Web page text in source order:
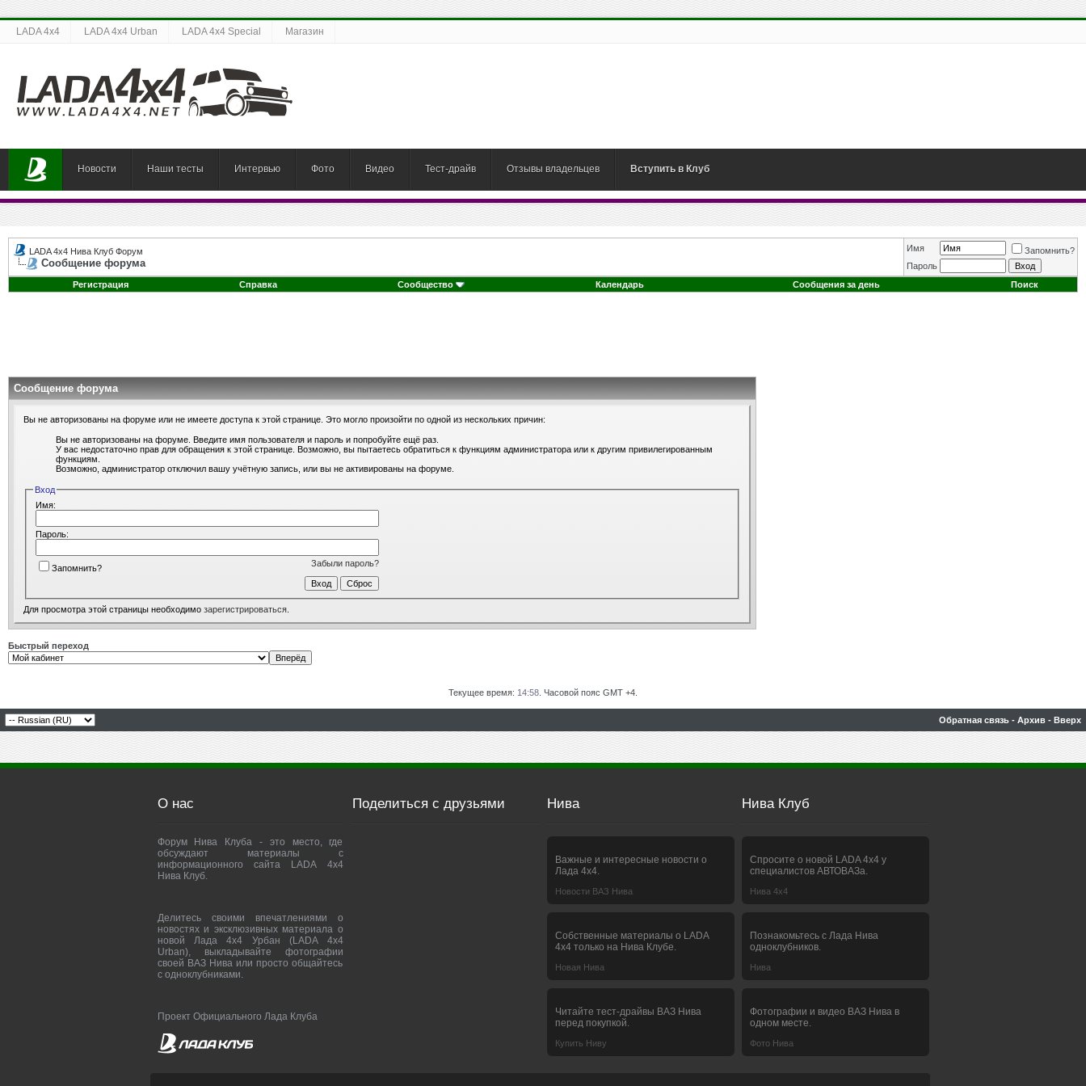
LADA 4x4 LADA 4x4 Urban LADA 4x4 Special Магазин
Новости Наши тесты Интервью Фото Видео Тест-драйв Отзывы владельцев Вступить в Клуб
LADA 4x4 Нива Клуб Форум
Сообщение форума
Имя
Запомнить?
Пароль
Регистрация
Справка Сообщество Календарь Сообщения за день Поиск
Сообщение форума
Вы не авторизованы на форуме или не имеете доступа к этой странице. Это могло произойти по одной из нескольких причин:
Вы не авторизованы на форуме. Введите имя пользователя и пароль и попробуйте ещё раз.
У вас недостаточно прав для обращения к этой странице. Возможно, вы пытаетесь обратиться к функциям администратора или к другим привилегированным
функциям.
Возможно, администратор отключил вашу учётную запись, или вы не активированы на форуме.
Вход
Имя:
Пароль:
Забыли пароль?
Запомнить?
Для просмотра этой страницы необходимо зарегистрироваться
Быстрый переход
Текущее время: 14:58 . Часовой пояс GMT +4.
Обратная связь - Архив - Вверх
О нас
Форум Нива Клуба - это место, где
обсуждают материалы с
информационного сайта LADA 4x4
Нива Клуб.
Делитесь своими впечатлениями о
новостях и эксклюзивных материала о
новой Лада 4х4 Урбан (LADA 4x4
Urban), выкладывайте фотографии
своей ВАЗ Нива или просто общайтесь
с одноклубниками.
Проект Официального Лада Клуба
Поделиться с друзьями Нива
Важные и интересные новости о
Лада 4х4.
Новости ВАЗ Нива
Собственные материалы о LADA
4x4 только на Нива Клубе.
Новая Нива
Читайте тест-драйвы ВАЗ Нива
перед покупкой.
Купить Ниву
Нива Клуб
Спросите о новой LADA 4x4 у
специалистов АВТОВАЗа.
Нива 4х4
Познакомьтесь с Лада Нива
одноклубников.
Нива
Фотографии и видео ВАЗ Нива в
одном месте.
Фото Нива